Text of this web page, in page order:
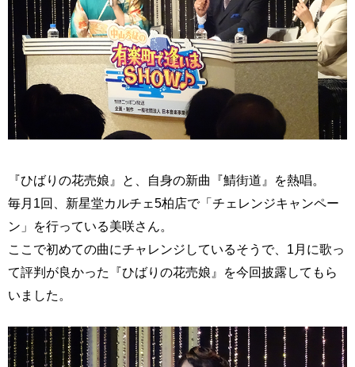
『ひばりの花売娘』と、自身の新曲『鯖街道』を熱唱。
毎月1回、新星堂カルチェ5柏店で「チェレンジキャンペー
ン」を行っている美咲さん。
ここで初めての曲にチャレンジしているそうで、1月に歌っ
て評判が良かった『ひばりの花売娘』を今回披露してもら
いました。